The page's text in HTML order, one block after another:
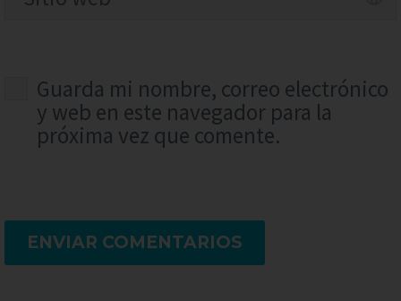
Guarda mi nombre, correo electrónico
y web en este navegador para la
próxima vez que comente.
ENVIAR COMENTARIOS